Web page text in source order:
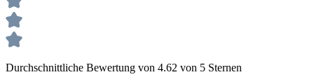
Durchschnittliche Bewertung von 4.62 von 5 Sternen